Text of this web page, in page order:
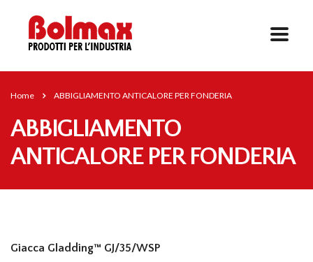
Home ABBIGLIAMENTO ANTICALORE PER FONDERIA
ABBIGLIAMENTO
ANTICALORE PER FONDERIA
Giacca Gladding™ GJ/35/WSP